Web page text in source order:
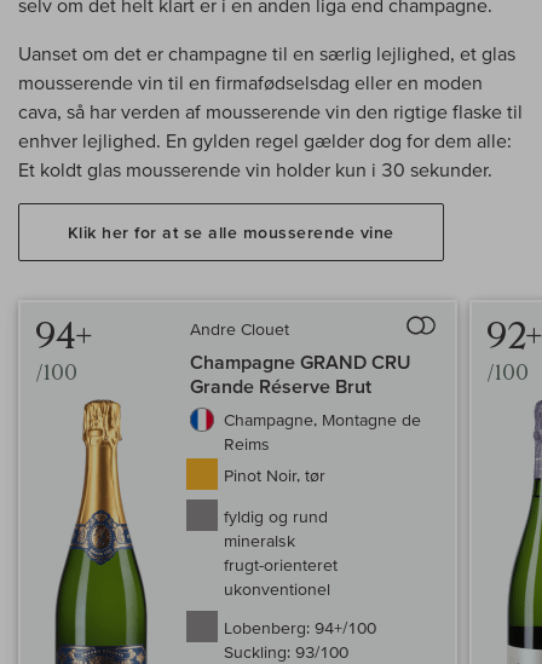
selv om det helt klart er i en anden liga end champagne.
Uanset om det er champagne til en særlig lejlighed, et glas
mousserende vin til en firmafødselsdag eller en moden
cava, så har verden af mousserende vin den rigtige flaske til
enhver lejlighed. En gylden regel gælder dog for dem alle:
Et koldt glas mousserende vin holder kun i 30 sekunder.
Klik her for at se alle mousserende vine
94+
/100
Andre Clouet
Til
Champagne GRAND CRU
Grande Réserve Brut
Champagne, Montagne de
Reims
Pinot Noir, tør
fyldig og rund
mineralsk
frugt-orienteret
ukonventionel
Lobenberg: 94+/100
Suckling: 93/100
92+
/100